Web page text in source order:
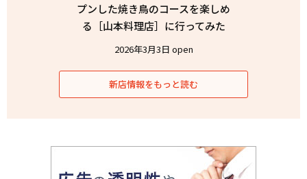
プンした焼き鳥のコースを楽しめ
る［山本料理店］に行ってみた
2026年3月3日 open
新店情報をもっと読む